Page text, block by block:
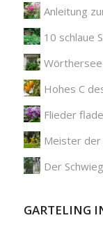
Anleitung
10 schlaue
Hohes C
Flieder
Meister der
Der
GARTELING